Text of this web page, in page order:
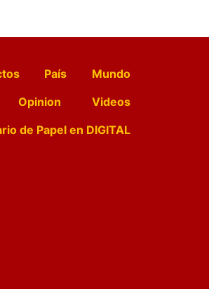
País
Mundo
Opinion
Videos
de Papel en DIGITAL